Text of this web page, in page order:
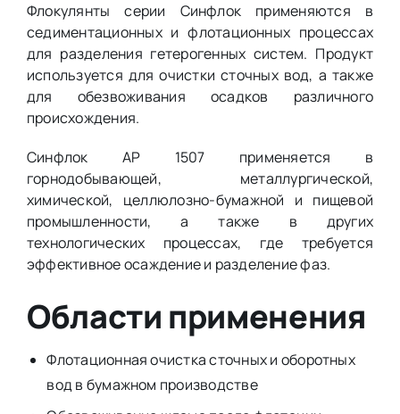
Флокулянты серии Синфлок применяются в
седиментационных и флотационных процессах
для разделения гетерогенных систем. Продукт
используется для очистки сточных вод, а также
для обезвоживания осадков различного
происхождения.
Синфлок АР 1507 применяется в
горнодобывающей, металлургической,
химической, целлюлозно-бумажной и пищевой
промышленности, а также в других
технологических процессах, где требуется
эффективное осаждение и разделение фаз.
Области применения
Флотационная очистка сточных и оборотных
вод в бумажном производстве